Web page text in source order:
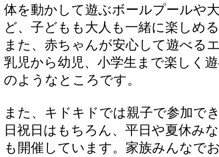
体を動かして遊ぶボールプールや
ど、子どもも大人も一緒に楽しめ
また、赤ちゃんが安心して遊べる
乳児から幼児、小学生まで楽しく
のようなところです。
また、キドキドでは親子で参加で
日祝日はもちろん、平日や夏休み
も開催しています。家族みんなで